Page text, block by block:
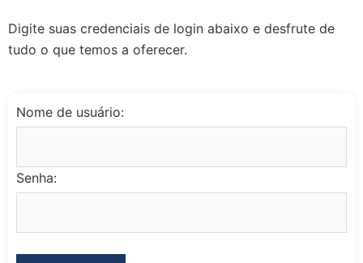
Digite suas credenciais de login abaixo e desfrute de
tudo o que temos a oferecer.
Nome de usuário:
Senha: